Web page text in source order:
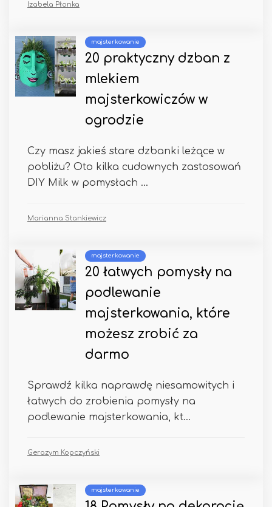
Izabela Płonka
majsterkowanie
20 praktyczny dzban z
mlekiem
majsterkowiczów w
ogrodzie
Czy masz jakieś stare dzbanki leżące w
pobliżu? Oto kilka cudownych zastosowań
DIY Milk w pomysłach ...
Marianna Stankiewicz
majsterkowanie
20 łatwych pomysły na
podlewanie
majsterkowania, które
możesz zrobić za
darmo
Sprawdź kilka naprawdę niesamowitych i
łatwych do zrobienia pomysły na
podlewanie majsterkowania, kt...
Gerazym Kopczyński
majsterkowanie